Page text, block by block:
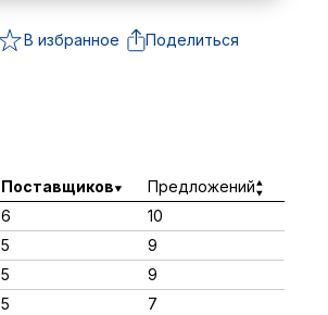
В избранное Поделиться
Поставщиков
Предложений
6
10
5
9
5
9
5
7